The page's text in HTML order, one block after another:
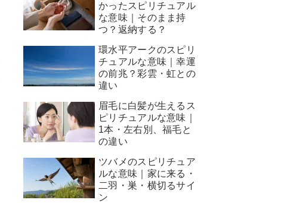
かったスピリチュアル
な意味｜そのまま持
つ？返納する？
環水平アークのスピリ
チュアルな意味｜幸運
の前兆？彩雲・虹との
違い
眉毛に白髪が生えるス
ピリチュアルな意味｜
1本・左右別、福毛と
の違い
ツバメのスピリチュア
ルな意味｜家に来る・
二羽・巣・横切るサイ
ン